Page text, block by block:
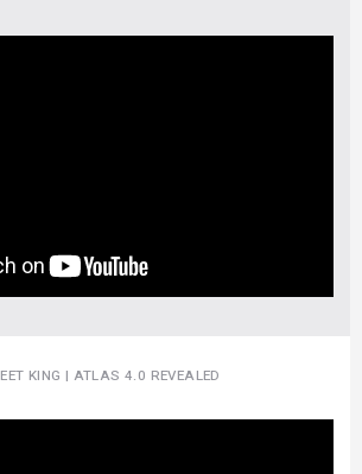
KING | ATLAS 4.0 REVEALED